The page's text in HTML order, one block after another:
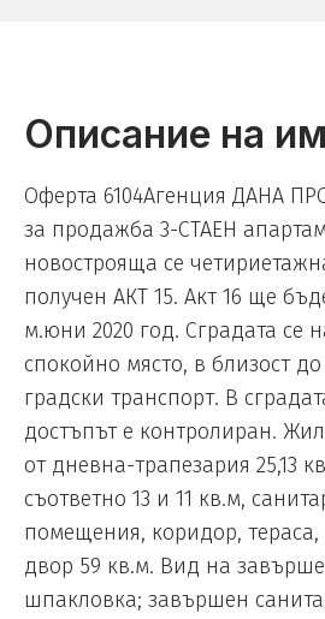
Описание на
Оферта 6104Агенция ДАНА
за продажба 3-СТАЕН
новострояща се
получен АКТ 15. Акт 16 ще
м.юни 2020 год. Сградата се
спокойно място, в близост
градски транспорт. В
достъпът е контролиран.
от дневна-трапезария 25,13
съответно 13 и 11 кв.м,
помещения, коридор,
двор 59 кв.м. Вид на
шпакловка; завършен